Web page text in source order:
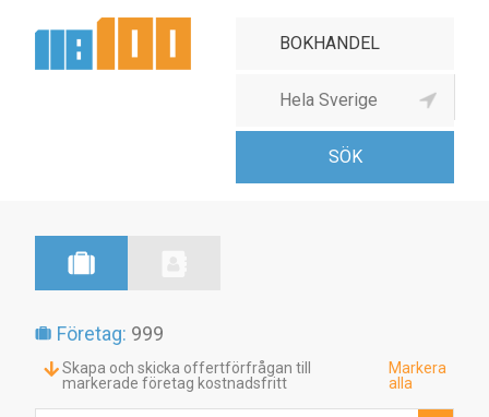
Bokhandel
Företag: 999
Skapa och skicka offertförfrågan till
markerade företag kostnadsfritt
Markera
alla